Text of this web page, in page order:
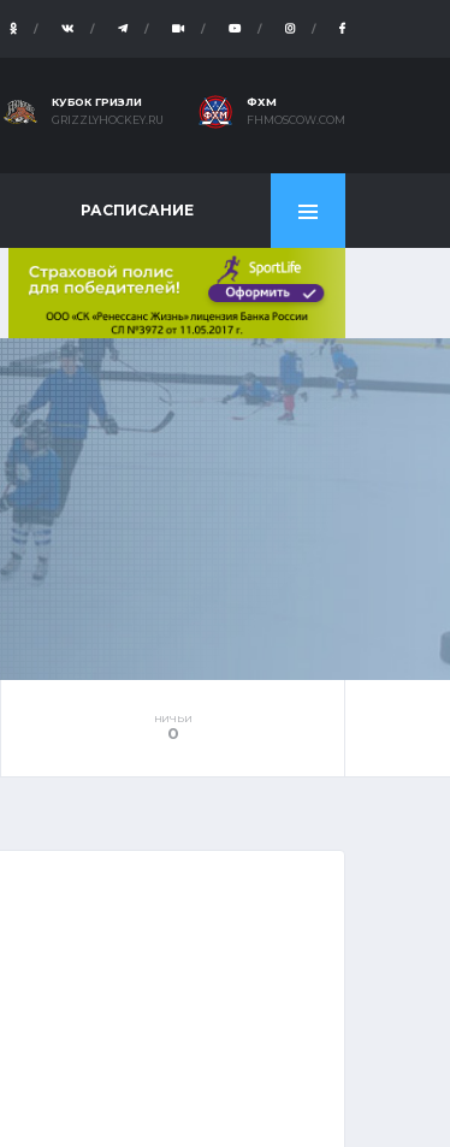
КУБОК ГРИЗЛИ
GRIZZLYHOCKEY.RU
ФХМ
FHMOSCOW.COM
РАСПИСАНИЕ
НИЧЬИ
0